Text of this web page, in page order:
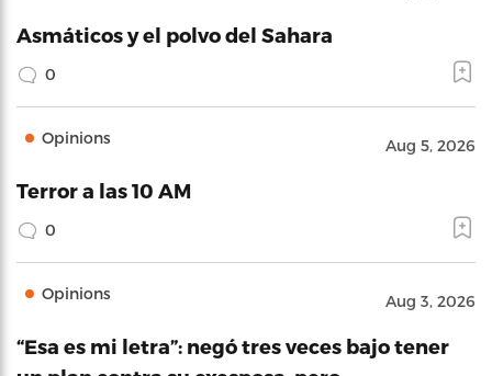
Asmáticos y el polvo del Sahara
0
Opinions Aug 5, 2026
Terror a las 10 AM
0
Opinions Aug 3, 2026
“Esa es mi letra”: negó tres veces bajo tener